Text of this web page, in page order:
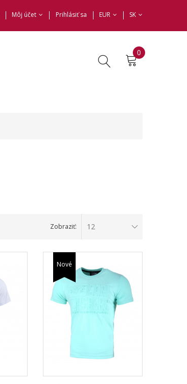
Môj účet Prihlásiť sa EUR SK
0
Zobraziť: 12
Nové